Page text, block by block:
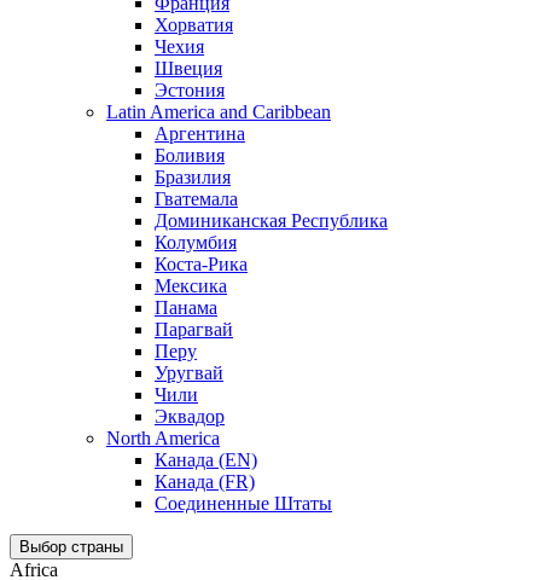
Хорватия
Чехия
Швеция
Эстония
Latin America and Caribbean
Аргентина
Боливия
Бразилия
Гватемала
Доминиканская Республика
Колумбия
Коста-Рика
Мексика
Панама
Парагвай
Перу
Уругвай
Чили
Эквадор
North America
Канада (EN)
Канада (FR)
Соединенные Штаты
Выбор страны
Africa